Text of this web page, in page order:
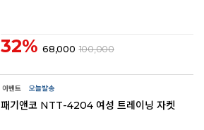
32% 68,000 100,000
패기앤코 NTT-4204 여성 트레이닝 자켓